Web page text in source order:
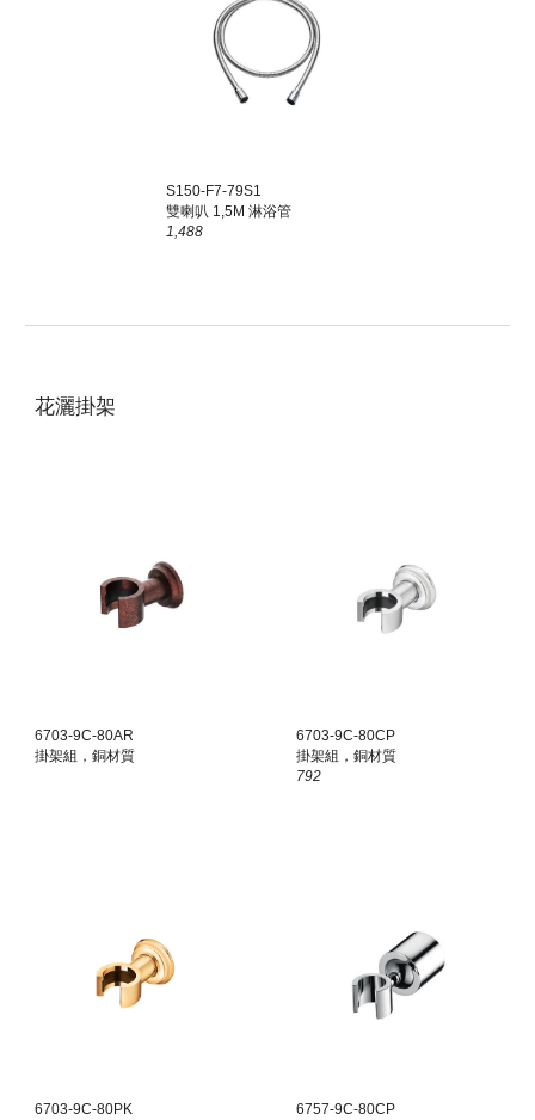
S150-F7-79S1
雙喇叭 1,5M 淋浴管
1,488
花灑掛架
6703-9C-80AR
掛架組，銅材質
6703-9C-80CP
掛架組，銅材質
792
6703-9C-80PK
6757-9C-80CP